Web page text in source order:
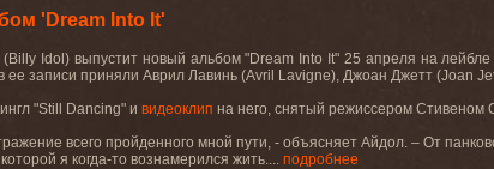
'Dream Into It'
Idol) выпустит новый альбом "Dream Into It" 25 апреля на
ее записи приняли Аврил Лавинь (Avril Lavigne), Джоан Джетт (Joan
"Still Dancing" и видеоклип на него, снятый режиссером Стивеном
всего пройденного мной пути, - объясняет Айдол. – От
я когда-то вознамерился жить.... подробнее